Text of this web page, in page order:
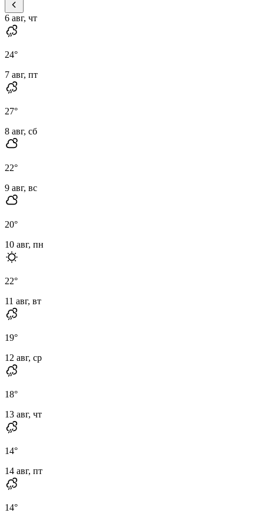
6 авг, чт
24°
7 авг, пт
27°
8 авг, сб
22°
9 авг, вс
20°
10 авг, пн
22°
11 авг, вт
19°
12 авг, ср
18°
13 авг, чт
14°
14 авг, пт
14°